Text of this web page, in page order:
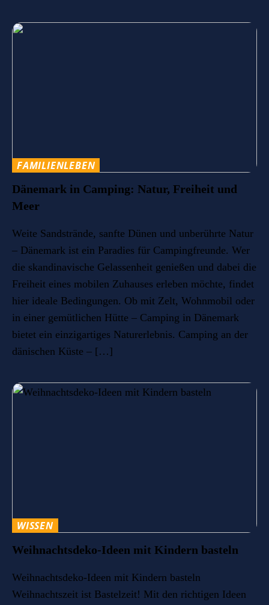
FAMILIENLEBEN
Dänemark in Camping: Natur, Freiheit und
Meer
Weite Sandstrände, sanfte Dünen und unberührte Natur
– Dänemark ist ein Paradies für Campingfreunde. Wer
die skandinavische Gelassenheit genießen und dabei die
Freiheit eines mobilen Zuhauses erleben möchte, findet
hier ideale Bedingungen. Ob mit Zelt, Wohnmobil oder
in einer gemütlichen Hütte – Camping in Dänemark
bietet ein einzigartiges Naturerlebnis. Camping an der
dänischen Küste – […]
WISSEN
Weihnachtsdeko-Ideen mit Kindern basteln
Weihnachtsdeko-Ideen mit Kindern basteln
Weihnachtszeit ist Bastelzeit! Mit den richtigen Ideen